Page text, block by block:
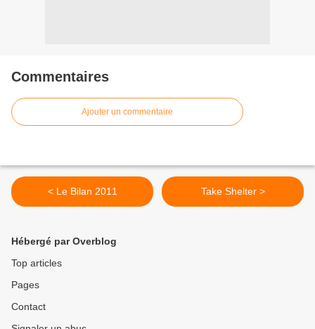
Commentaires
Ajouter un commentaire
< Le Bilan 2011 Take Shelter >
Hébergé par Overblog
Top articles
Pages
Contact